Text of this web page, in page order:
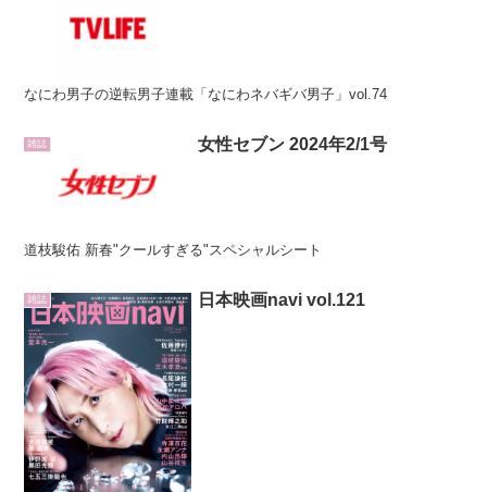
なにわ男子の逆転男子連載「なにわネバギバ男子」vol.74
雑誌 女性セブン 2024年2/1号
道枝駿佑 新春"クールすぎる"スペシャルシート
雑誌 日本映画navi vol.121